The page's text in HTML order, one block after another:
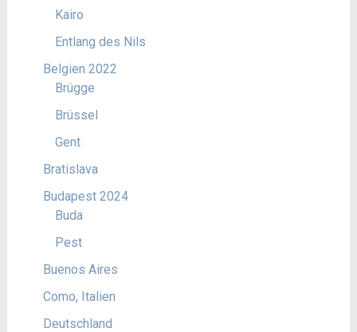
Kairo
Entlang des Nils
Belgien 2022
Brügge
Brüssel
Gent
Bratislava
Budapest 2024
Buda
Pest
Buenos Aires
Como, Italien
Deutschland